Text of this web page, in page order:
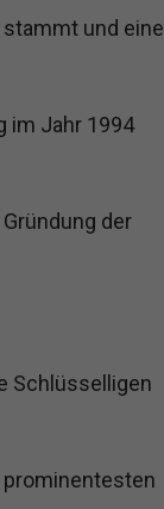
und eine
im Jahr 1994
der
Schlüsselligen
prominentesten